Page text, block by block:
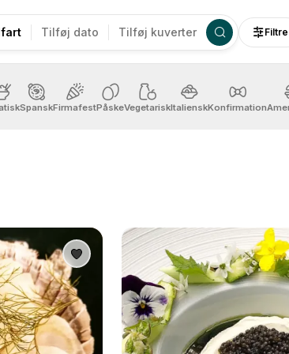
Tilføj dato Tilføj kuverter Filtre
SpanskFirmafestPåskeVegetariskItalienskKonfirmation